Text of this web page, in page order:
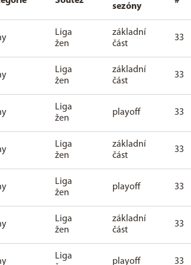
sezóny
Liga
žen
základní
část
33
Liga
žen
základní
část
33
Liga
žen
playoff 33
Liga
žen
základní
část
33
Liga
žen
playoff 33
Liga
žen
základní
část
33
Liga
playoff 33